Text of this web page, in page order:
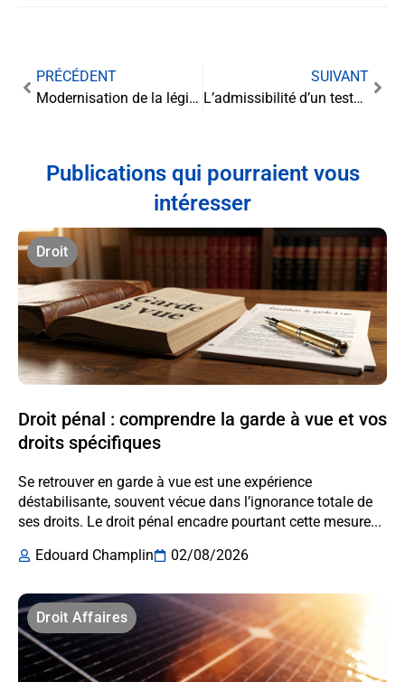
PRÉCÉDENT
Modernisation de la législation européenne : Une nouvelle directive sur les produits défectueux
SUIVANT
L’admissibilité d’un testament olographe partiellement daté par un tiers
Publications qui pourraient vous
intéresser
Droit
Droit pénal : comprendre la garde à vue et vos
droits spécifiques
Se retrouver en garde à vue est une expérience
déstabilisante, souvent vécue dans l’ignorance totale de
ses droits. Le droit pénal encadre pourtant cette mesure...
Edouard Champlin
02/08/2026
Droit Affaires